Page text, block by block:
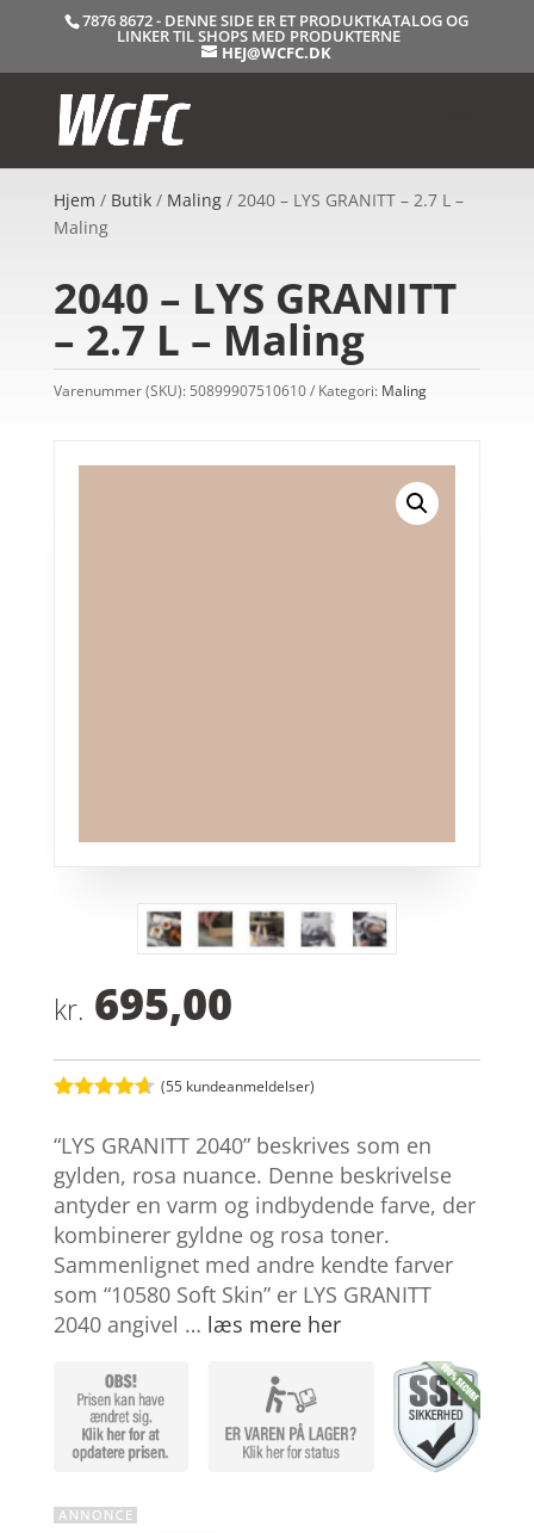
7876 8672 - DENNE SIDE ER ET PRODUKTKATALOG OG
LINKER TIL SHOPS MED PRODUKTERNE
HEJ@WCFC.DK
Hjem / Butik/ Maling/ 2040 – LYS GRANITT – 2.7 L –
Maling
2040 – LYS GRANITT
– 2.7 L – Maling
Varenummer (SKU): 50899907510610 Kategori: Maling
kr. 695,00
ud af 5
baseret på
kundebedø
mmelser
(55 kundeanmeldelser)
“LYS GRANITT 2040” beskrives som en
gylden, rosa nuance. Denne beskrivelse
antyder en varm og indbydende farve, der
kombinerer gyldne og rosa toner.
Sammenlignet med andre kendte farver
som “10580 Soft Skin” er LYS GRANITT
2040 angivel … læs mere her